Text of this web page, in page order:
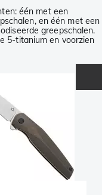
één met een
en één met een
greepschalen.
5-titanium en voorzien